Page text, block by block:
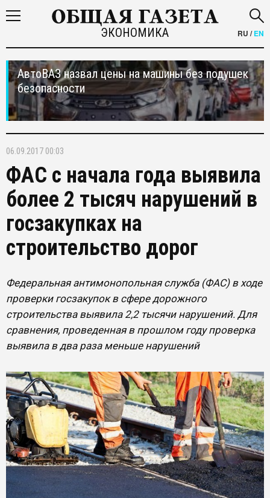
ЭКОНОМИКА RU /EN
АвтоВАЗ назвал цены на машины без подушек
безопасности
06.09.2017 00:03
ФАС с начала года выявила
более 2 тысяч нарушений в
госзакупках на
строительство дорог
Федеральная антимонопольная служба (ФАС) в ходе
проверки госзакупок в сфере дорожного
строительства выявила 2,2 тысячи нарушений. Для
сравнения, проведенная в прошлом году проверка
выявила в два раза меньше нарушений